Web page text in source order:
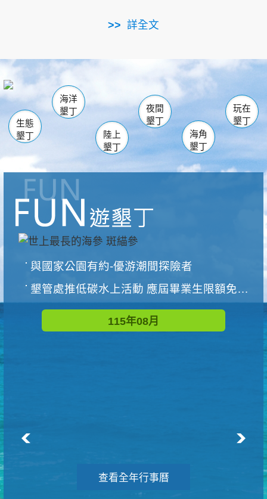
詳全文
南仁湖
海生館
恆春 佳樂水
龍鑾潭自然中心 森林遊樂區
瓊麻館
關山 墾管處遊客中心
社頂公園 風吹沙
船帆石
白砂 龍磐公園
香蕉灣
砂島
鵝鑾鼻
生態
墾丁
海洋
墾丁
陸上
墾丁
夜間
墾丁
海角
墾丁
玩在
墾丁
與國家公園有約-優游潮間探險者
墾管處推低碳水上活動 應屆畢業生限額免費參加
115年08月
查看全年行事曆